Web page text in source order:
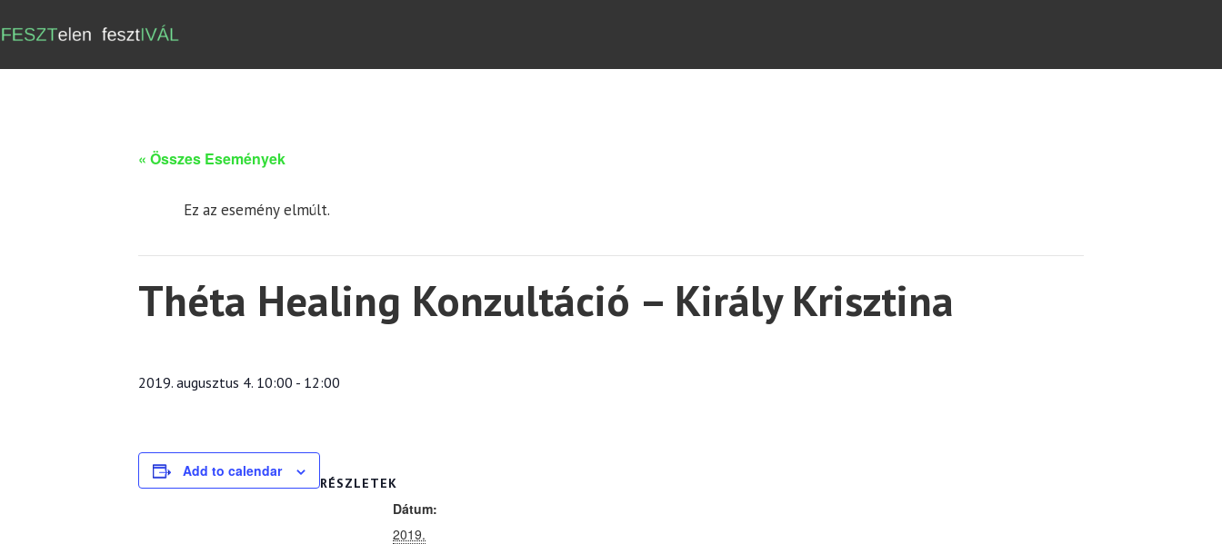
« Összes Események
Ez az esemény elmúlt.
Théta Healing Konzultáció – Király Krisztina
2019. augusztus 4. 10:00 - 12:00
Add to calendar
RÉSZLETEK
Dátum:
2019.